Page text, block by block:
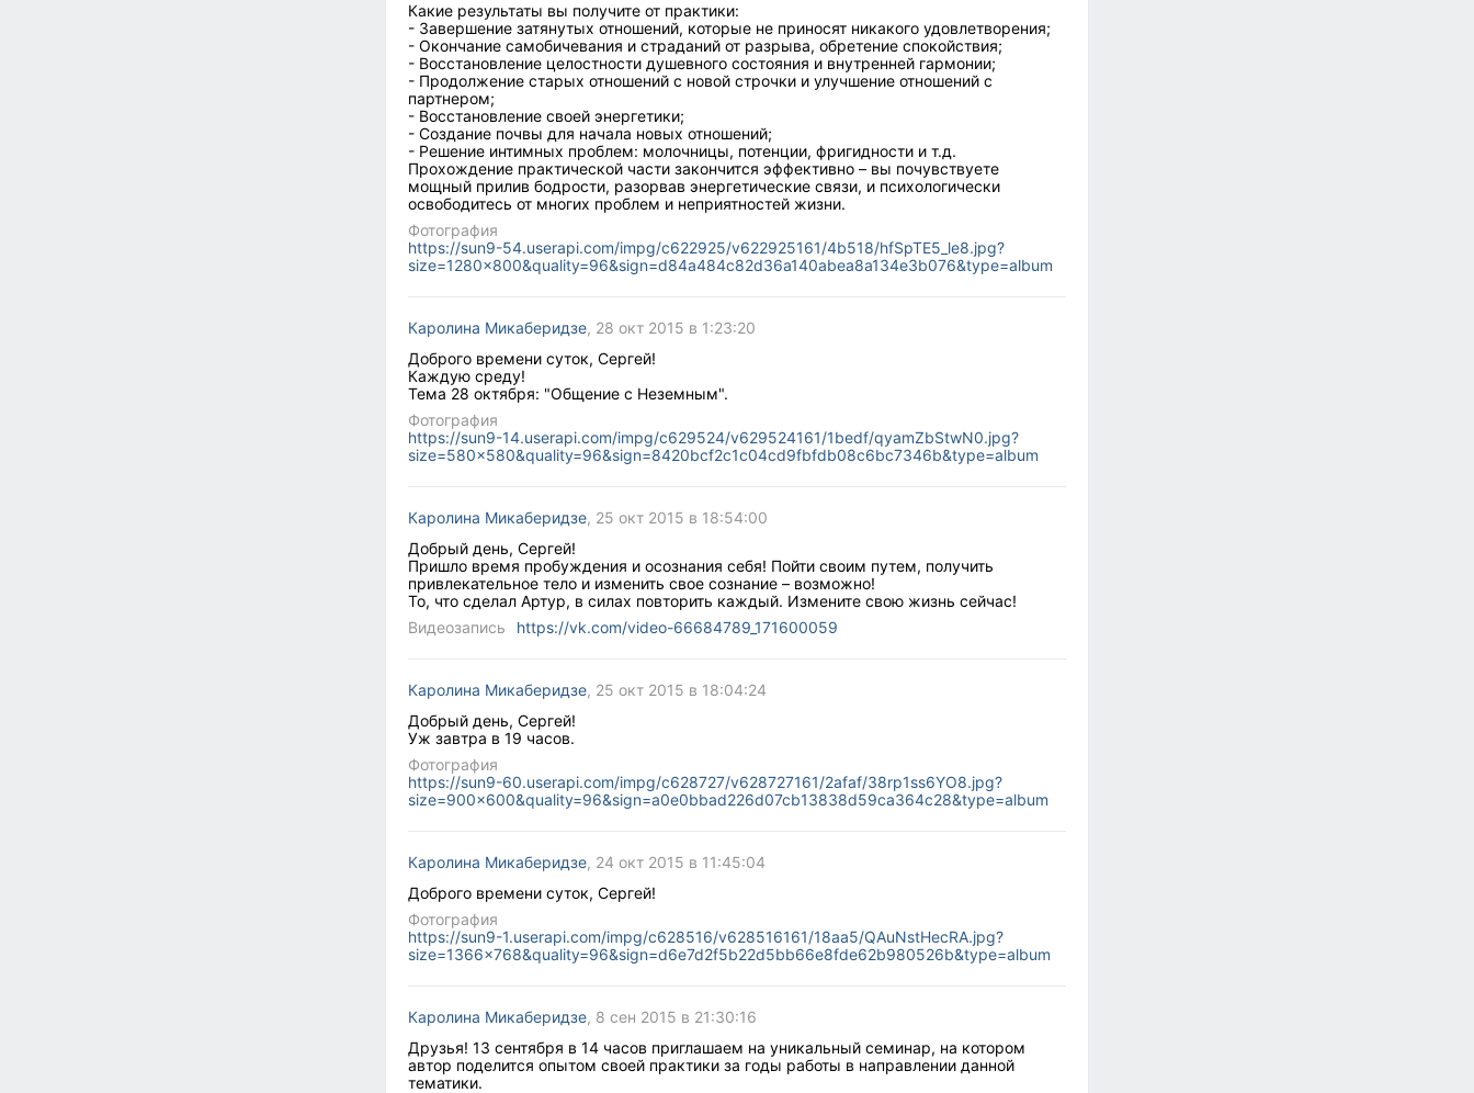
Какие результаты вы получите от практики:
- Завершение затянутых отношений, которые не приносят никакого удовлетворения;
- Окончание самобичевания и страданий от разрыва, обретение спокойствия;
- Восстановление целостности душевного состояния и внутренней гармонии;
- Продолжение старых отношений с новой строчки и улучшение отношений с
партнером;
- Восстановление своей энергетики;
- Создание почвы для начала новых отношений;
- Решение интимных проблем: молочницы, потенции, фригидности и т.д.
Прохождение практической части закончится эффективно – вы почувствуете
мощный прилив бодрости, разорвав энергетические связи, и психологически
освободитесь от многих проблем и неприятностей жизни.
Фотография
https://sun9-54.userapi.com/impg/c622925/v622925161/4b518/hfSpTE5_le8.jpg?
size=1280x800&quality=96&sign=d84a484c82d36a140abea8a134e3b076&type=album
Каролина Микаберидзе, 28 окт 2015 в 1:23:20
Доброго времени суток, Сергей!
Каждую среду!
Тема 28 октября: "Общение с Неземным".
Фотография
https://sun9-14.userapi.com/impg/c629524/v629524161/1bedf/qyamZbStwN0.jpg?
size=580x580&quality=96&sign=8420bcf2c1c04cd9fbfdb08c6bc7346b&type=album
Каролина Микаберидзе, 25 окт 2015 в 18:54:00
Добрый день, Сергей!
Пришло время пробуждения и осознания себя! Пойти своим путем, получить
привлекательное тело и изменить свое сознание – возможно!
То, что сделал Артур, в силах повторить каждый. Измените свою жизнь сейчас!
Видеозапись
https://vk.com/video-66684789_171600059
Каролина Микаберидзе, 25 окт 2015 в 18:04:24
Добрый день, Сергей!
Уж завтра в 19 часов.
Фотография
https://sun9-60.userapi.com/impg/c628727/v628727161/2afaf/38rp1ss6YO8.jpg?
size=900x600&quality=96&sign=a0e0bbad226d07cb13838d59ca364c28&type=album
Каролина Микаберидзе, 24 окт 2015 в 11:45:04
Доброго времени суток, Сергей!
Фотография
https://sun9-1.userapi.com/impg/c628516/v628516161/18aa5/QAuNstHecRA.jpg?
size=1366x768&quality=96&sign=d6e7d2f5b22d5bb66e8fde62b980526b&type=album
Каролина Микаберидзе, 8 сен 2015 в 21:30:16
Друзья! 13 сентября в 14 часов приглашаем на уникальный семинар, на котором
автор поделится опытом своей практики за годы работы в направлении данной
тематики.